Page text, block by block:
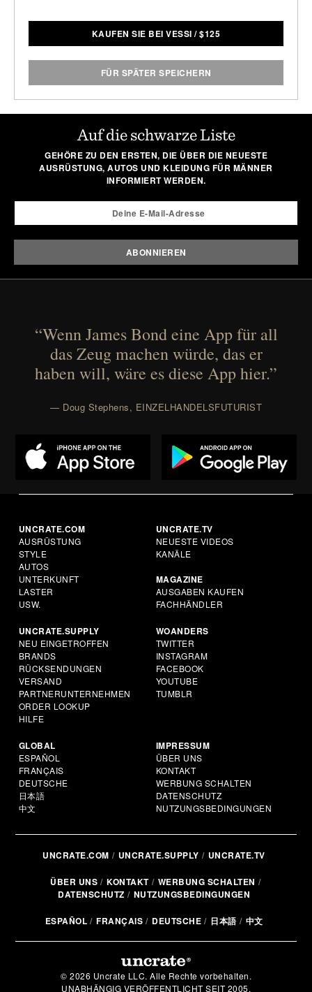
KAUFEN SIE BEI VESSI /$125
FÜR SPÄTER SPEICHERN
Auf die schwarze Liste
GEHÖRE ZU DEN ERSTEN, DIE ÜBER DIE NEUESTE
AUSRÜSTUNG, AUTOS UND KLEIDUNG FÜR MÄNNER
INFORMIERT WERDEN.
“Wenn James Bond eine App für all
das Zeug machen würde, das er
haben will, wäre es diese App hier.”
— Doug Stephens, EINZELHANDELSFUTURIST
UNCRATE.COM
AUSRÜSTUNG
STYLE
AUTOS
UNTERKUNFT
LASTER
USW.
UNCRATE.TV
NEUESTE VIDEOS
KANÄLE
MAGAZINE
AUSGABEN KAUFEN
FACHHÄNDLER
UNCRATE.SUPPLY
NEU EINGETROFFEN
BRANDS
RÜCKSENDUNGEN
VERSAND
PARTNERUNTERNEHMEN
ORDER LOOKUP
HILFE
WOANDERS
TWITTER
INSTAGRAM
FACEBOOK
YOUTUBE
TUMBLR
GLOBAL
ESPAÑOL
FRANÇAIS
DEUTSCHE
日本語
中文
IMPRESSUM
ÜBER UNS
KONTAKT
WERBUNG SCHALTEN
DATENSCHUTZ
NUTZUNGSBEDINGUNGEN
UNCRATE.COM UNCRATE.SUPPLY UNCRATE.TV
ÜBER UNS KONTAKT
WERBUNG SCHALTEN
DATENSCHUTZ
NUTZUNGSBEDINGUNGEN
ESPAÑOL FRANÇAIS DEUTSCHE 日本語 中文
© 2026 Uncrate LLC. Alle Rechte vorbehalten.
UNABHÄNGIG VERÖFFENTLICHT SEIT 2005.